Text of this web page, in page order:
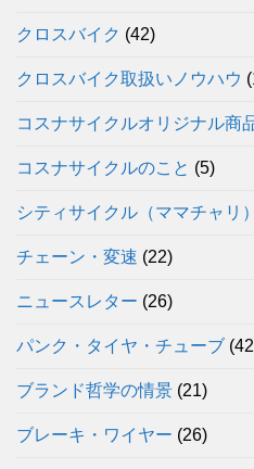
クロスバイク (42)
クロスバイク取扱いノウハウ
コスナサイクルオリジナル商
コスナサイクルのこと (5)
シティサイクル（ママチャリ）
チェーン・変速 (22)
ニュースレター (26)
パンク・タイヤ・チューブ
ブランド哲学の情景 (21)
ブレーキ・ワイヤー (26)